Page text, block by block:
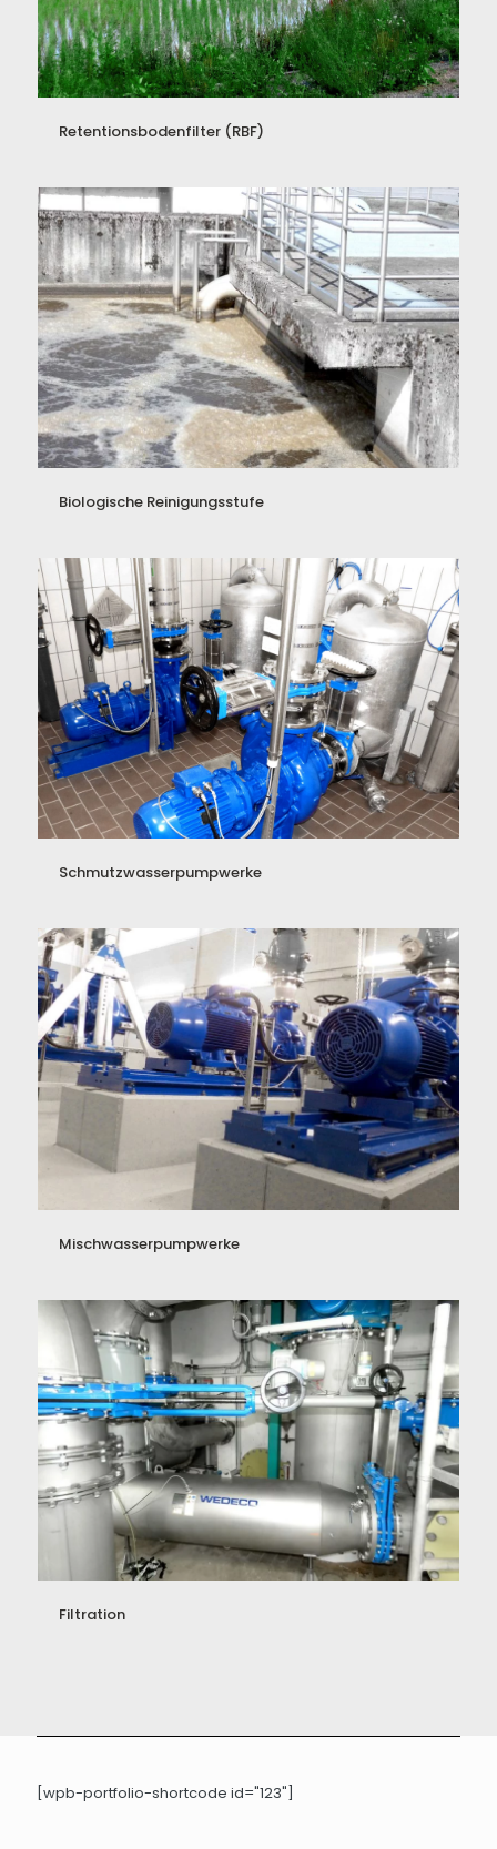
Retentionsbodenfilter (RBF)
Biologische Reinigungsstufe
Schmutzwasserpumpwerke
Mischwasserpumpwerke
Filtration
[wpb-portfolio-shortcode id="123"]